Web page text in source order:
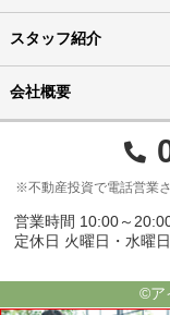
スタッフ紹介
会社概要
※不動産投資で電話営業
営業時間 10:00～
定休日 火曜日・水曜日
©ア